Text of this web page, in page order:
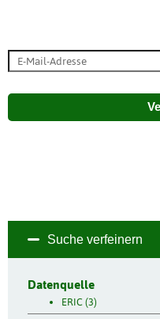
Suche verfeinern
Datenquelle
ERIC (3)